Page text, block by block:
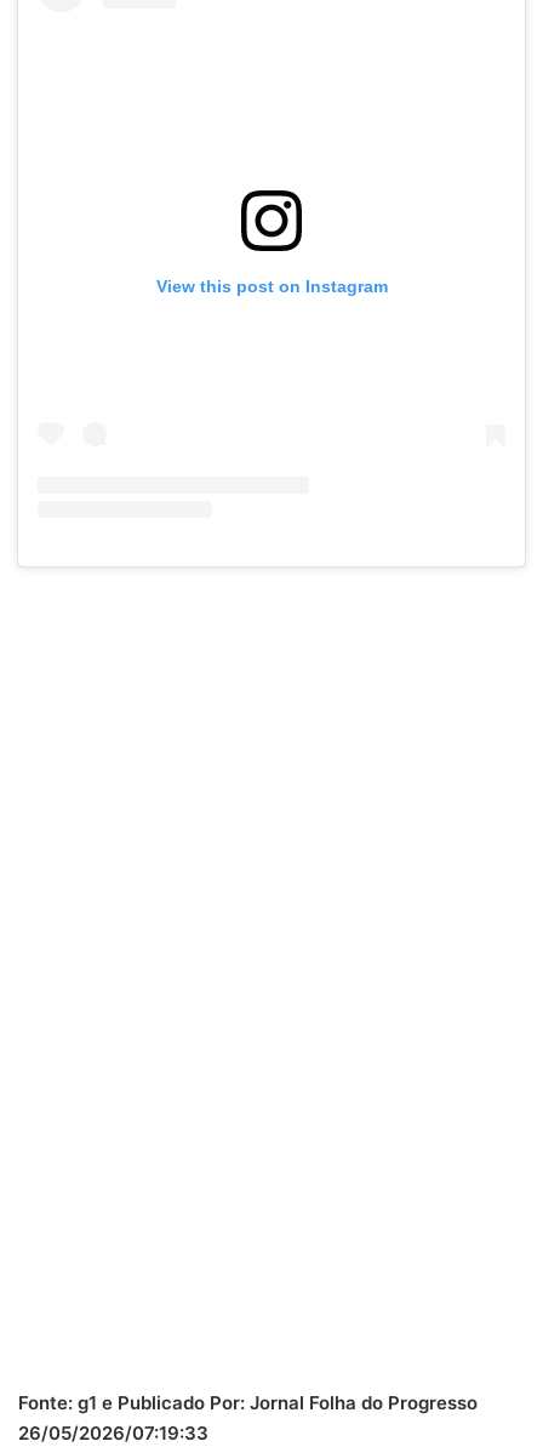
View this post on Instagram
Fonte: g1 e Publicado Por: Jornal Folha do Progresso
26/05/2026/07:19:33